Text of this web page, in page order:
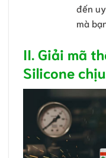
đến
mà
II. Giải mã
Silicone